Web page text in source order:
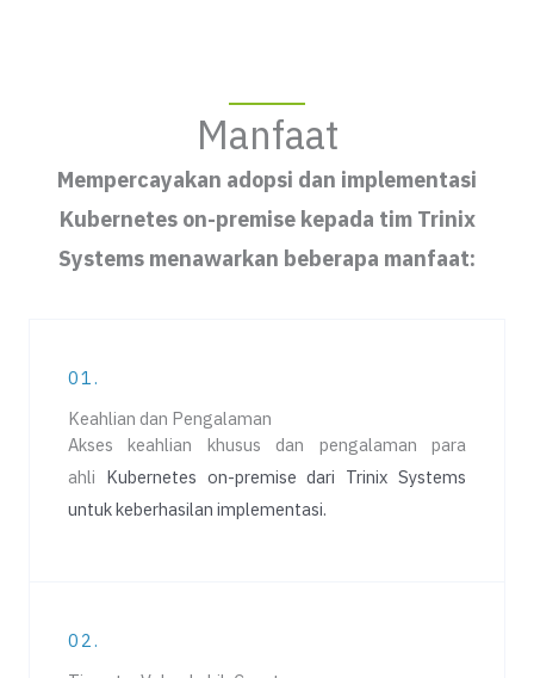
Manfaat
Mempercayakan adopsi dan implementasi
Kubernetes on-premise kepada tim Trinix
Systems menawarkan beberapa manfaat:
01.
Keahlian dan Pengalaman
Akses keahlian khusus dan pengalaman para
ahli Kubernetes on-premisedari Trinix Systems
untuk keberhasilan implementasi.
02.